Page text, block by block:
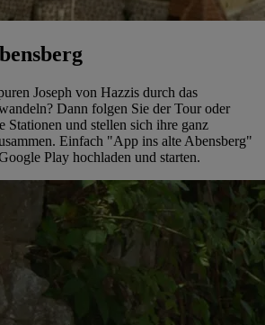
Joseph von Hazzis durch das
Dann folgen Sie der Tour oder
Stationen und stellen sich ihre ganz
Einfach "App ins alte Abensberg"
Play hochladen und starten.